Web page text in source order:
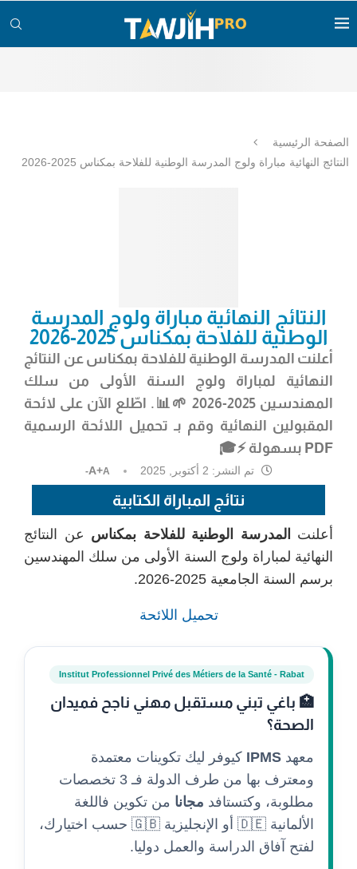
الصفحة الرئيسية
النتائج النهائية مباراة ولوج المدرسة الوطنية للفلاحة بمكناس 2025-2026
النتائج النهائية مباراة ولوج المدرسة
الوطنية للفلاحة بمكناس 2025-2026
أعلنت المدرسة الوطنية للفلاحة بمكناسعن النتائج
النهائية لمباراة ولوج السنة الأولى من سلك
المهندسين 2025-2026 🌱📊. اطّلع الآن على لائحة
المقبولين النهائية وقم بـ تحميل اللائحة الرسمية
PDF بسهولة ⚡🎓
تم النشر: A+A-
نتائج المباراة الكتابية
أعلنت المدرسة الوطنية للفلاحة بمكناس عن النتائج
النهائية لمباراة ولوج السنة الأولى من سلك المهندسين
برسم السنة الجامعية 2025-2026.
تحميل اللائحة
Institut Professionnel Privé des Métiers de la Santé - Rabat
🏥 باغي تبني مستقبل مهني ناجح فميدان
الصحة؟
معهد IPMS كيوفر ليك تكوينات معتمدة
ومعترف بها من طرف الدولة فـ 3 تخصصات
مطلوبة، وكتستافد مجانا من تكوين فاللغة
الألمانية 🇩🇪 أو الإنجليزية 🇬🇧 حسب اختيارك،
لفتح آفاق الدراسة والعمل دوليا.